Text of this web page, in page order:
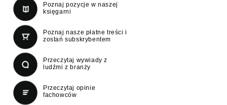
Poznaj pozycje w naszej
księgarni
Poznaj nasze płatne treści i
zostań subskrybentem
Przeczytaj wywiady z
ludźmi z branży
Przeczytaj opinie
fachowców